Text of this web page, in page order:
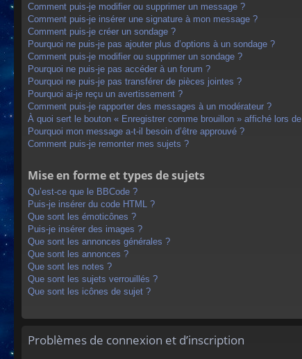
Comment puis-je modifier ou supprimer un message ?
Comment puis-je insérer une signature à mon message ?
Comment puis-je créer un sondage ?
Pourquoi ne puis-je pas ajouter plus d’options à un sondage ?
Comment puis-je modifier ou supprimer un sondage ?
Pourquoi ne puis-je pas accéder à un forum ?
Pourquoi ne puis-je pas transférer de pièces jointes ?
Pourquoi ai-je reçu un avertissement ?
Comment puis-je rapporter des messages à un modérateur ?
À quoi sert le bouton « Enregistrer comme brouillon » affiché lors
Pourquoi mon message a-t-il besoin d’être approuvé ?
Comment puis-je remonter mes sujets ?
Mise en forme et types de sujets
Qu’est-ce que le BBCode ?
Puis-je insérer du code HTML ?
Que sont les émoticônes ?
Puis-je insérer des images ?
Que sont les annonces générales ?
Que sont les annonces ?
Que sont les notes ?
Que sont les sujets verrouillés ?
Que sont les icônes de sujet ?
Problèmes de connexion et d’inscription